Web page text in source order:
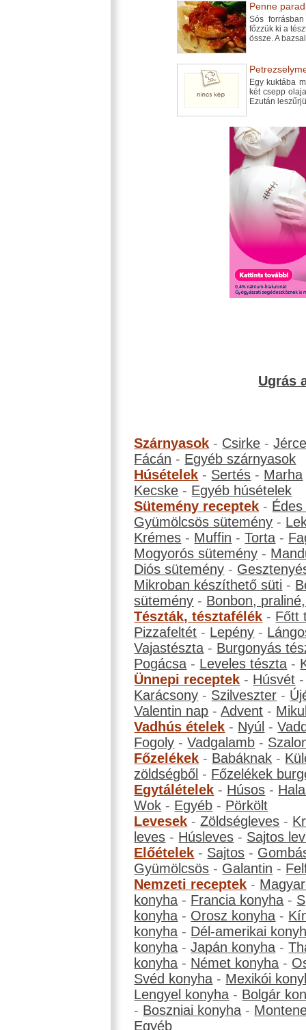
Penne
Sós
főzzük ki a
össze. A
Egy kuktába
két csepp
Ezután
Ugrás
Szárnyasok - Csirke -
Fácán - Egyéb szárnyasok
Húsételek - Sertés - Marha
Kecske - Egyéb húsételek
Sütemény receptek -
Gyümölcsös sütemény -
Krémes - Muffin -Torta -
Mogyorós sütemény -
Diós sütemény -
Mikroban készíthető süti -
sütemény - Bonbon,
Tészták, tésztafélék - Főtt
Pizzafeltét - Lepény -
Vajastészta - Burgonyás
Pogácsa - Leveles tészta -
Ünnepi receptek - Húsvét
Karácsony - Szilveszter -
Valentin nap -Advent -
Vadhús ételek - Nyúl -
Fogoly -Vadgalamb -
Főzelékek - Babáknak -
zöldségből - Főzelékek
Egytálételek - Húsos -
Wok - Egyéb - Pörkölt
Levesek -Zöldségleves -
leves - Húsleves - Sajtos
Előételek - Sajtos -
Gyümölcsös - Galantin -
Nemzeti receptek -
konyha - Francia konyha -
konyha - Orosz konyha -
konyha - Dél-amerikai
konyha -Japán konyha -
konyha - Német konyha -
Svéd konyha - Mexikói
Lengyel konyha - Bolgár
- Boszniai konyha -
Egyéb